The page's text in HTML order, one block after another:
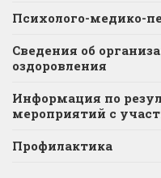
Психолого-медико-
Сведения об
оздоровления
Информация по
мероприятий с
Профилактика